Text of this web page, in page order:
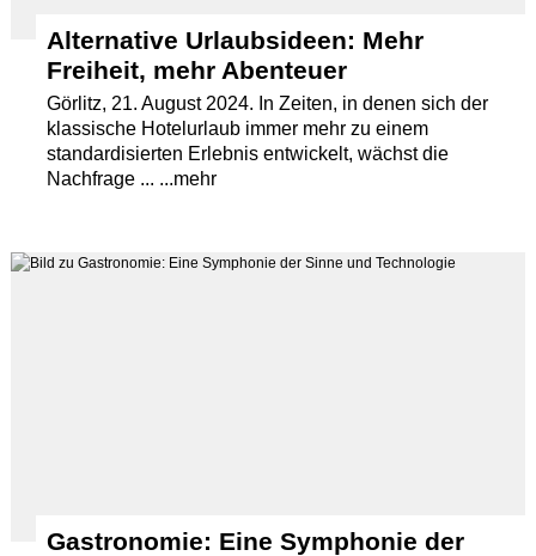
Alternative Urlaubsideen: Mehr
Freiheit, mehr Abenteuer
Görlitz, 21. August 2024. In Zeiten, in denen sich der
klassische Hotelurlaub immer mehr zu einem
standardisierten Erlebnis entwickelt, wächst die
Nachfrage ... ...mehr
Gastronomie: Eine Symphonie der